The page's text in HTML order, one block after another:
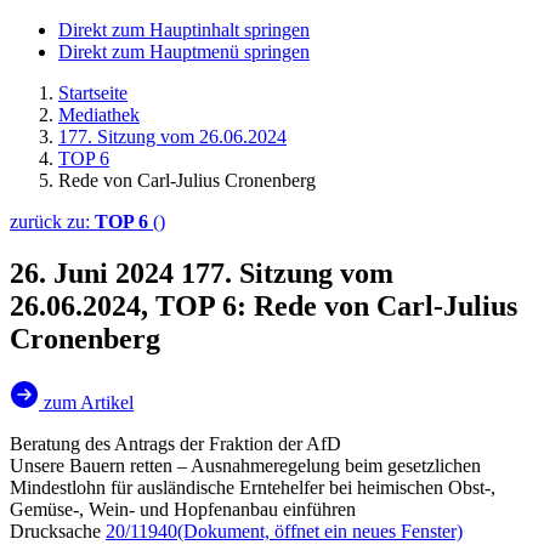
Direkt zum Hauptinhalt springen
Direkt zum Hauptmenü springen
Startseite
Mediathek
177. Sitzung vom 26.06.2024
TOP 6
Rede von Carl-Julius Cronenberg
zurück zu: TOP 6 ()
26. Juni 2024 177. Sitzung vom
26.06.2024, TOP 6: Rede von Carl-Julius
Cronenberg
zum Artikel
Beratung des Antrags der Fraktion der AfD
Unsere Bauern retten – Ausnahmeregelung beim gesetzlichen
Mindestlohn für ausländische Erntehelfer bei heimischen Obst-,
Gemüse-, Wein- und Hopfenanbau einführen
Drucksache 20/11940(Dokument, öffnet ein neues Fenster)